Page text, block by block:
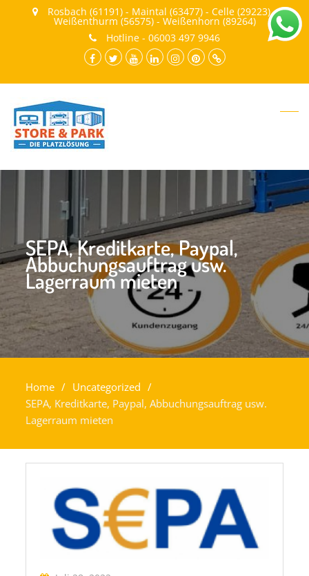
Rosbach (61191) - Maintal (63477) - Celle (29223) -
Weißenthurm (56575) - Weißenhorn (89264)
Hotline - 06003 497 9946
Richtlinie
SEPA, Kreditkarte, Paypal,
Abbuchungsauftrag usw.
Lagerraum mieten
Home
Uncategorized
SEPA, Kreditkarte, Paypal, Abbuchungsauftrag usw.
Lagerraum mieten